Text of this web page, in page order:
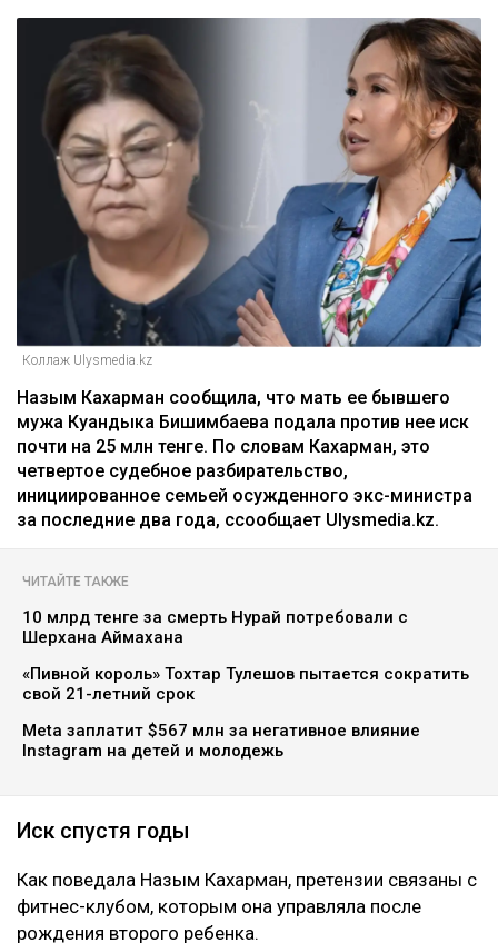
Коллаж Ulysmedia.kz
Назым Кахарман сообщила, что мать ее бывшего
мужа Куандыка Бишимбаева подала против нее иск
почти на 25 млн тенге. По словам Кахарман, это
четвертое судебное разбирательство,
инициированное семьей осужденного экс-министра
за последние два года, ссообщает Ulysmedia.kz.
ЧИТАЙТЕ ТАКЖЕ
10 млрд тенге за смерть Нурай потребовали с
Шерхана Аймахана
«Пивной король» Тохтар Тулешов пытается сократить
свой 21-летний срок
Meta заплатит $567 млн за негативное влияние
Instagram на детей и молодежь
Иск спустя годы
Как поведала Назым Кахарман, претензии связаны с
фитнес-клубом, которым она управляла после
рождения второго ребенка.